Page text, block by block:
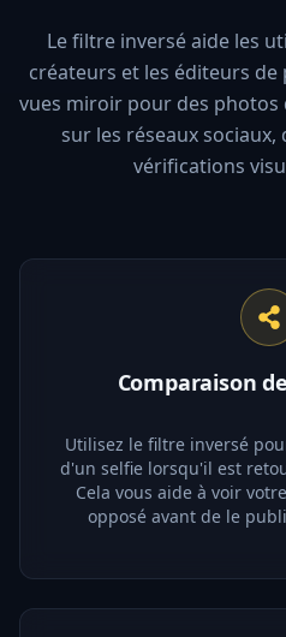
Le filtre inversé aide les
créateurs et les éditeurs
vues miroir pour des
sur les réseaux
vérifications
Comparaison
Utilisez le filtre inversé
d'un selfie lorsqu'il est
Cela vous aide à voir
opposé avant de le